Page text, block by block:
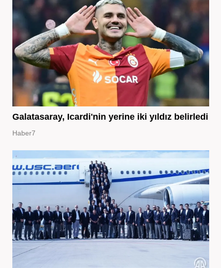
Galatasaray, Icardi'nin yerine iki yıldız belirledi
Haber7